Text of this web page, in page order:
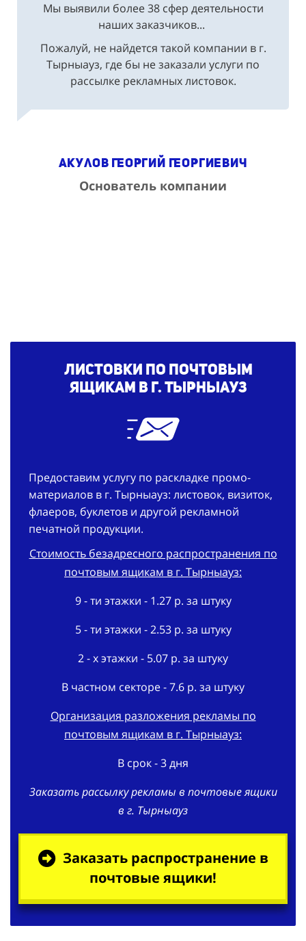
Мы выявили более 38 сфер деятельности
наших заказчиков...
Пожалуй, не найдется такой компании в г.
Тырныауз, где бы не заказали услуги по
рассылке рекламных листовок.
Акулов Георгий Георгиевич
Основатель компании
Листовки по почтовым
ящикам в г. Тырныауз
Предоставим услугу по раскладке промо-
материалов в г. Тырныауз: листовок, визиток,
флаеров, буклетов и другой рекламной
печатной продукции.
Стоимость безадресного распространения по
почтовым ящикам в г. Тырныауз:
9 - ти этажки - 1.27 р. за штуку
5 - ти этажки - 2.53 р. за штуку
2 - х этажки - 5.07 р. за штуку
В частном секторе - 7.6 р. за штуку
Организация разложения рекламы по
почтовым ящикам в г. Тырныауз:
В срок - 3 дня
Заказать рассылку рекламы в почтовые ящики
в г. Тырныауз
Заказать распространение в
почтовые ящики!